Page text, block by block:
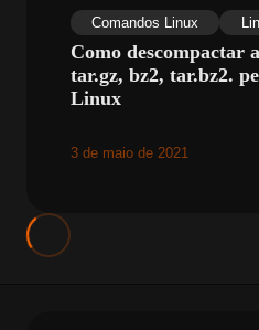
Comandos Linux
Como descompactar
tar.gz, bz2, tar.bz2.
Linux
3 de maio de 2021